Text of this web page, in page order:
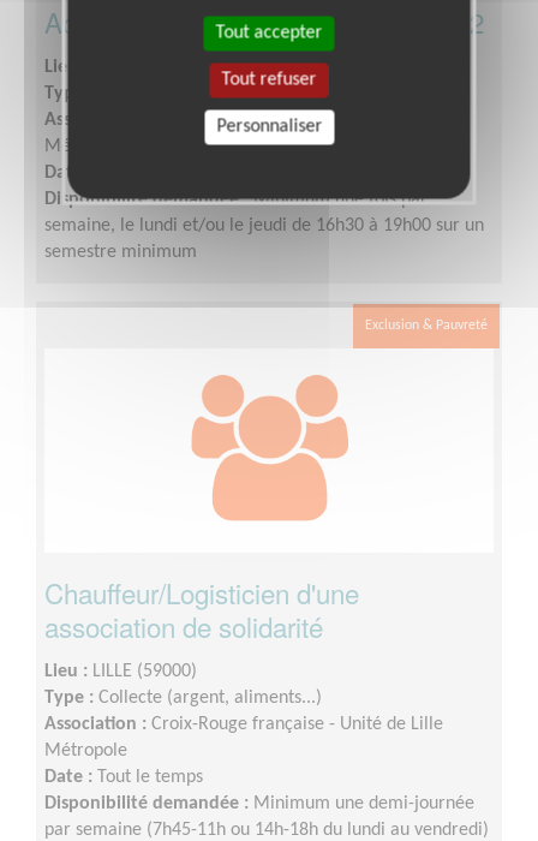
Accompagnement scolaire CP à CM2
Lieu :
Type :
Accompagnement scolaire
Association :
Croix-Rouge française - Unité de Lille
Métropole
Date :
Disponibilité demandée :Minimum une fois par
semaine, le lundi et/ou le jeudi de 16h30 à 19h00 sur un
semestre minimum
Exclusion & Pauvreté
Chauffeur/Logisticien d'une
association de solidarité
Lieu : LILLE (59000)
Type : Collecte (argent, aliments...)
Association : Croix-Rouge française - Unité de Lille
Métropole
Date : Tout le temps
Disponibilité demandée : Minimum une demi-journée
par semaine (7h45-11h ou 14h-18h du lundi au vendredi)
Tout accepter
Tout refuser
Personnaliser